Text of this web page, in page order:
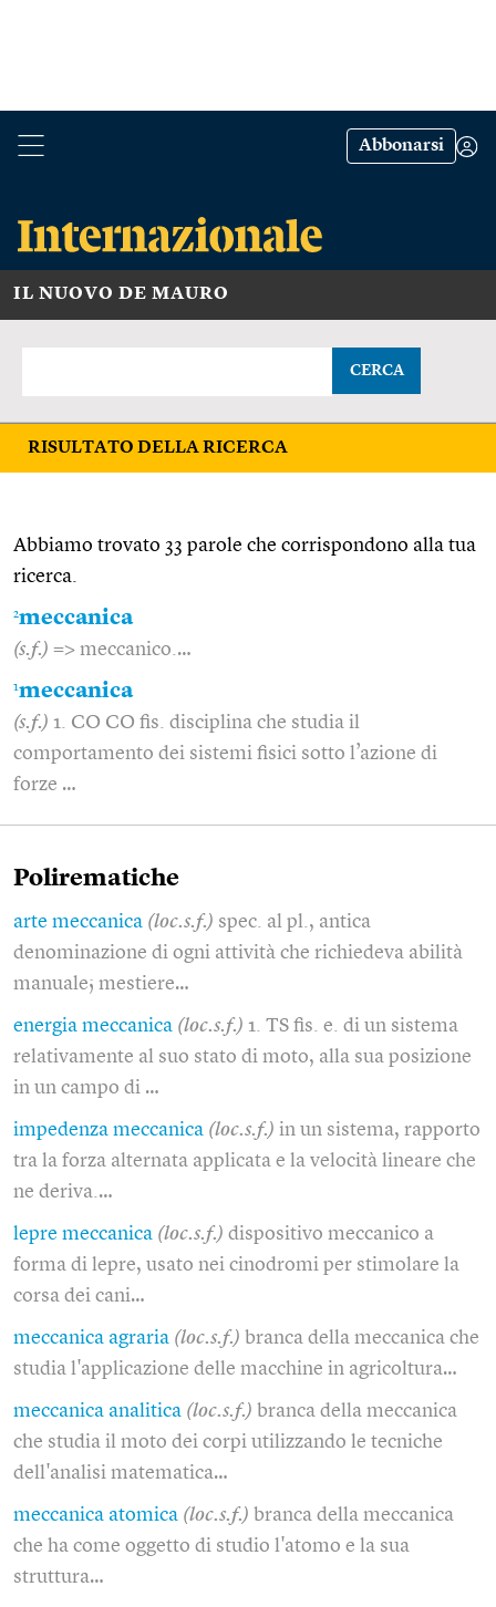
Abbonarsi
IL NUOVO DE MAURO
CERCA
RISULTATO DELLA RICERCA
Abbiamo trovato 33 parole che corrispondono alla tua
ricerca.
2meccanica
(s.f.) => meccanico.…
1meccanica
(s.f.) 1. CO CO fis. disciplina che studia il
comportamento dei sistemi fisici sotto l’azione di
forze …
Polirematiche
arte meccanica (loc.s.f.) spec. al pl., antica
denominazione di ogni attività che richiedeva abilità
manuale; mestiere…
energia meccanica (loc.s.f.) 1. TS fis. e. di un sistema
relativamente al suo stato di moto, alla sua posizione
in un campo di …
impedenza meccanica (loc.s.f.) in un sistema, rapporto
tra la forza alternata applicata e la velocità lineare che
ne deriva.…
lepre meccanica (loc.s.f.) dispositivo meccanico a
forma di lepre, usato nei cinodromi per stimolare la
corsa dei cani…
meccanica agraria (loc.s.f.) branca della meccanica che
studia l'applicazione delle macchine in agricoltura…
meccanica analitica (loc.s.f.) branca della meccanica
che studia il moto dei corpi utilizzando le tecniche
dell'analisi matematica…
meccanica atomica (loc.s.f.) branca della meccanica
che ha come oggetto di studio l'atomo e la sua
struttura…